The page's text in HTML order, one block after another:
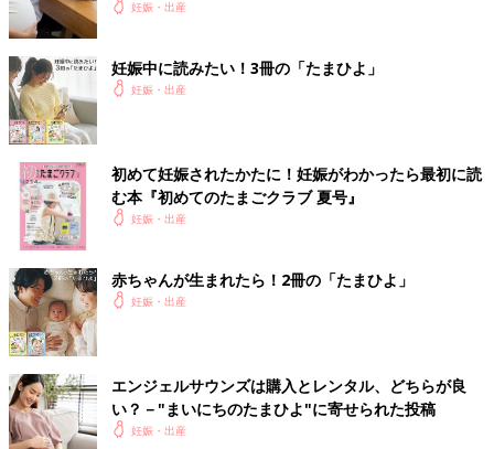
妊娠・出産
妊娠中に読みたい！3冊の「たまひよ」
妊娠・出産
初めて妊娠されたかたに！妊娠がわかったら最初に読
む本『初めてのたまごクラブ 夏号』
妊娠・出産
赤ちゃんが生まれたら！2冊の「たまひよ」
妊娠・出産
エンジェルサウンズは購入とレンタル、どちらが良
い？－"まいにちのたまひよ"に寄せられた投稿
妊娠・出産